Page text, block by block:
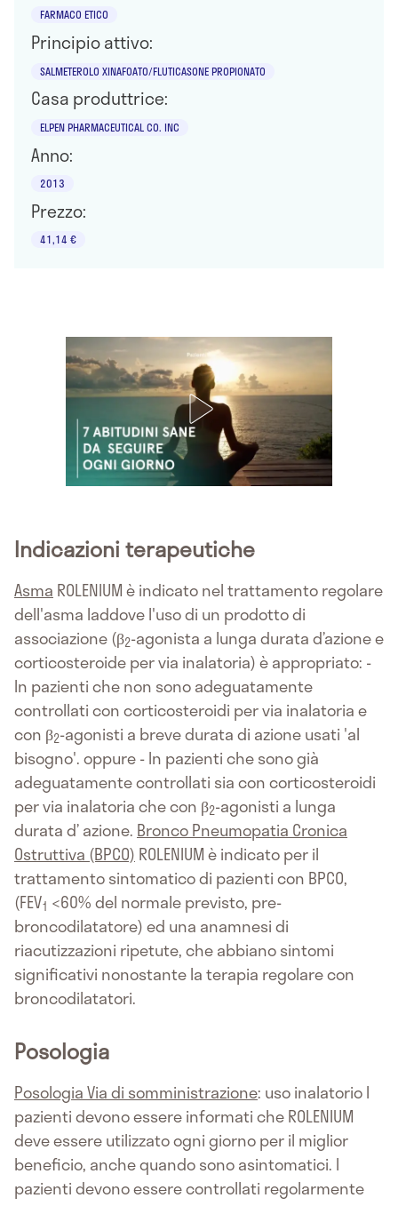
FARMACO ETICO
Principio attivo:
SALMETEROLO XINAFOATO/FLUTICASONE PROPIONATO
Casa produttrice:
ELPEN PHARMACEUTICAL CO. INC
Anno:
2013
Prezzo:
41,14 €
Indicazioni terapeutiche
Asma ROLENIUM è indicato nel trattamento regolare
dell'asma laddove l'uso di un prodotto di
associazione (β2-agonista a lunga durata d’azione e
corticosteroide per via inalatoria) è appropriato: -
In pazienti che non sono adeguatamente
controllati con corticosteroidi per via inalatoria e
con β2-agonisti a breve durata di azione usati 'al
bisogno'. oppure - In pazienti che sono già
adeguatamente controllati sia con corticosteroidi
per via inalatoria che con β2-agonisti a lunga
durata d’ azione. Bronco Pneumopatia Cronica
Ostruttiva (BPCO) ROLENIUM è indicato per il
trattamento sintomatico di pazienti con BPCO,
(FEV1 <60% del normale previsto, pre-
broncodilatatore) ed una anamnesi di
riacutizzazioni ripetute, che abbiano sintomi
significativi nonostante la terapia regolare con
broncodilatatori.
Posologia
PosologiaVia di somministrazione: uso inalatorio I
pazienti devono essere informati che ROLENIUM
deve essere utilizzato ogni giorno per il miglior
beneficio, anche quando sono asintomatici. I
pazienti devono essere controllati regolarmente